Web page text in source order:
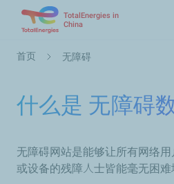
内
容
TotalEnergies in
China
面
首页 无障碍
什么是 无障碍
无障碍网站是能够让所有网络
或设备的残障人士皆能毫无困难